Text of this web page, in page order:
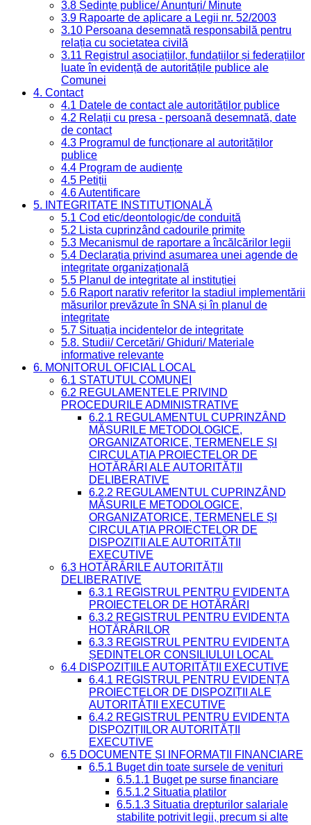
3.8 Ședințe publice/ Anunțuri/ Minute
3.9 Rapoarte de aplicare a Legii nr. 52/2003
3.10 Persoana desemnată responsabilă pentru
relația cu societatea civilă
3.11 Registrul asociațiilor, fundațiilor și federațiilor
luate în evidență de autoritățile publice ale
Comunei
4. Contact
4.1 Datele de contact ale autorităților publice
4.2 Relații cu presa - persoană desemnată, date
de contact
4.3 Programul de funcționare al autorităților
publice
4.4 Program de audiențe
4.5 Petiții
4.6 Autentificare
5. INTEGRITATE INSTITUȚIONALĂ
5.1 Cod etic/deontologic/de conduită
5.2 Lista cuprinzând cadourile primite
5.3 Mecanismul de raportare a încălcărilor legii
5.4 Declarația privind asumarea unei agende de
integritate organizațională
5.5 Planul de integritate al instituției
5.6 Raport narativ referitor la stadiul implementării
măsurilor prevăzute în SNA și în planul de
integritate
5.7 Situația incidentelor de integritate
5.8. Studii/ Cercetări/ Ghiduri/ Materiale
informative relevante
6. MONITORUL OFICIAL LOCAL
6.1 STATUTUL COMUNEI
6.2 REGULAMENTELE PRIVIND
PROCEDURILE ADMINISTRATIVE
6.2.1 REGULAMENTUL CUPRINZÂND
MĂSURILE METODOLOGICE,
ORGANIZATORICE, TERMENELE ȘI
CIRCULAȚIA PROIECTELOR DE
HOTĂRÂRI ALE AUTORITĂȚII
DELIBERATIVE
6.2.2 REGULAMENTUL CUPRINZÂND
MĂSURILE METODOLOGICE,
ORGANIZATORICE, TERMENELE ȘI
CIRCULAȚIA PROIECTELOR DE
DISPOZIȚII ALE AUTORITĂȚII
EXECUTIVE
6.3 HOTĂRÂRILE AUTORITĂȚII
DELIBERATIVE
6.3.1 REGISTRUL PENTRU EVIDENȚA
PROIECTELOR DE HOTĂRÂRI
6.3.2 REGISTRUL PENTRU EVIDENȚA
HOTĂRÂRILOR
6.3.3 REGISTRUL PENTRU EVIDENȚA
ȘEDINȚELOR CONSILIULUI LOCAL
6.4 DISPOZIȚIILE AUTORITĂȚII EXECUTIVE
6.4.1 REGISTRUL PENTRU EVIDENȚA
PROIECTELOR DE DISPOZIȚII ALE
AUTORITĂȚII EXECUTIVE
6.4.2 REGISTRUL PENTRU EVIDENȚA
DISPOZIȚIILOR AUTORITĂȚII
EXECUTIVE
6.5 DOCUMENTE ȘI INFORMAȚII FINANCIARE
6.5.1 Buget din toate sursele de venituri
6.5.1.1 Buget pe surse financiare
6.5.1.2 Situatia platilor
6.5.1.3 Situatia drepturilor salariale
stabilite potrivit legii, precum si alte